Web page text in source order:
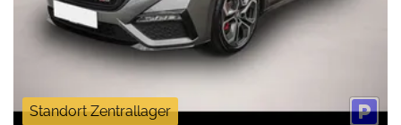
Standort Zentrallager